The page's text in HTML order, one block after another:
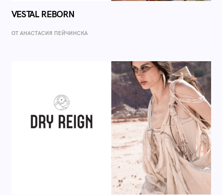
VESTAL REBORN
ОТ AНАСТАСИЯ ПЕЙЧИНСКА